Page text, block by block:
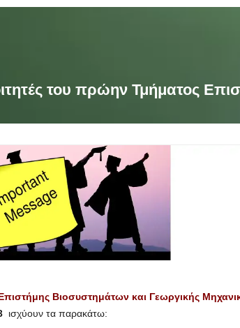
του πρώην Τμήματος
Βιοσυστημάτων και Γεωργικής
ισχύουν τα παρακάτω: